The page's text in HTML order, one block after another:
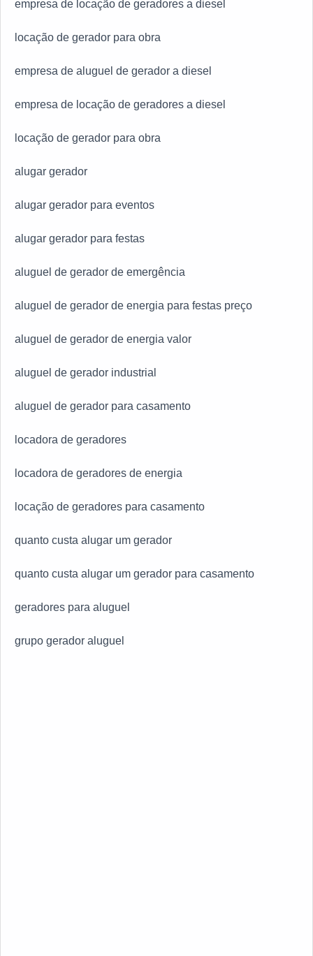
empresa de locação de geradores a diesel
locação de gerador para obra
empresa de aluguel de gerador a diesel
empresa de locação de geradores a diesel
locação de gerador para obra
alugar gerador
alugar gerador para eventos
alugar gerador para festas
aluguel de gerador de emergência
aluguel de gerador de energia para festas preço
aluguel de gerador de energia valor
aluguel de gerador industrial
aluguel de gerador para casamento
locadora de geradores
locadora de geradores de energia
locação de geradores para casamento
quanto custa alugar um gerador
quanto custa alugar um gerador para casamento
geradores para aluguel
grupo gerador aluguel